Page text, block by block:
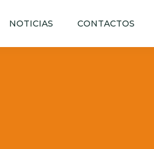
NOTICIAS CONTACTOS